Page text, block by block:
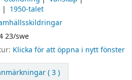
1950-talet
23/swe
Klicka för att öppna i nytt fönster
( 3 )